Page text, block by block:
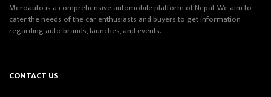
Meroauto is a comprehensive automobile platform of Nepal. We aim to
cater the needs of the car enthusiasts and buyers to get information
regarding auto brands, launches, and events.
CONTACT US